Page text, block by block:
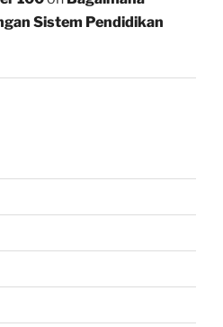
Sistem Pendidikan